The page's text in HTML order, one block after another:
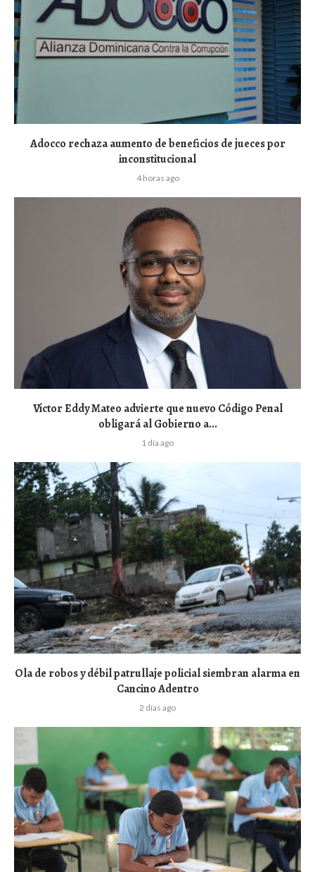
Adocco rechaza aumento de beneficios de jueces por
inconstitucional
4 horas ago
Víctor Eddy Mateo advierte que nuevo Código Penal
obligará al Gobierno a...
1 día ago
Ola de robos y débil patrullaje policial siembran alarma en
Cancino Adentro
2 días ago